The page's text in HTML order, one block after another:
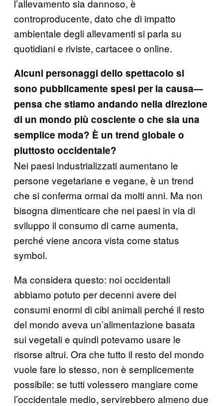
l’allevamento sia dannoso, è
controproducente, dato che di impatto
ambientale degli allevamenti si parla su
quotidiani e riviste, cartacee o online.
Alcuni personaggi dello spettacolo si
sono pubblicamente spesi per la causa—
pensa che stiamo andando nella direzione
di un mondo più cosciente o che sia una
semplice moda? È un trend globale o
piuttosto occidentale?
Nei paesi industrializzati aumentano le
persone vegetariane e vegane, è un trend
che si conferma ormai da molti anni. Ma non
bisogna dimenticare che nei paesi in via di
sviluppo il consumo di carne aumenta,
perché viene ancora vista come status
symbol.
Ma considera questo: noi occidentali
abbiamo potuto per decenni avere dei
consumi enormi di cibi animali perché il resto
del mondo aveva un’alimentazione basata
sui vegetali e quindi potevamo usare le
risorse altrui. Ora che tutto il resto del mondo
vuole fare lo stesso, non è semplicemente
possibile: se tutti volessero mangiare come
l’occidentale medio, servirebbero almeno due